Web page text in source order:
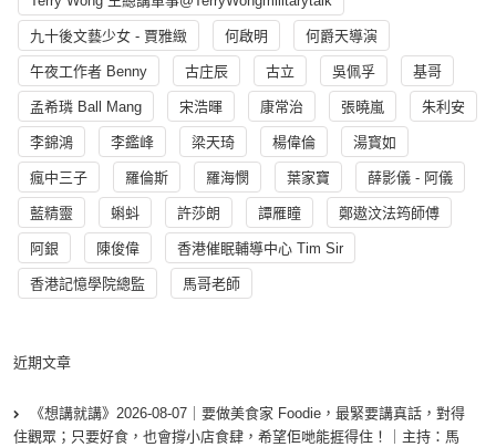
九十後文藝少女 - 賈雅緻 何啟明 何爵天導演
午夜工作者 Benny 古庄辰 古立 吳佩孚 基哥
孟希璘 Ball Mang 宋浩暉 康常治 張曉嵐 朱利安
李錦鴻 李鑑峰 梁天琦 楊偉倫 湯寳如
瘋中三子 羅倫斯 羅海憫 葉家寶 薛影儀 - 阿儀
藍精靈 蝌蚪 許莎朗 譚雁瞳 鄭遨汶法筠師傅
阿銀 陳俊偉 香港催眠輔導中心 Tim Sir
香港記憶學院總監 馬哥老師
近期文章
《想講就講》2026-08-07｜要做美食家 Foodie，最緊要講真話，對得
住觀眾；只要好食，也會撐小店食肆，希望佢哋能捱得住！｜主持：馬